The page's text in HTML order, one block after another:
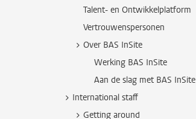
Talent- en Ontwikkelplatform
Vertrouwenspersonen
Over BAS InSite
Werking BAS InSite
Aan de slag met BAS InSite
International staff
Getting around